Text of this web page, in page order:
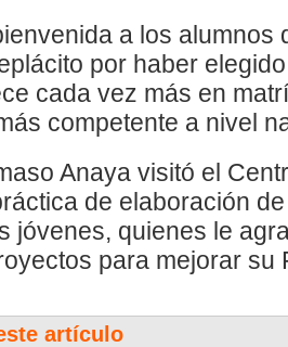
a los alumnos
por haber
cada vez más en
competente a nivel
Anaya visitó el
de elaboración
jóvenes, quienes le
para mejorar su
artículo